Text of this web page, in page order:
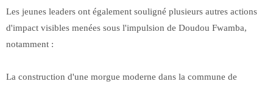
Les jeunes leaders ont également souligné plusieurs autres actions
d'impact visibles menées sous l'impulsion de Doudou Fwamba,
notamment :
La construction d'une morgue moderne dans la commune de